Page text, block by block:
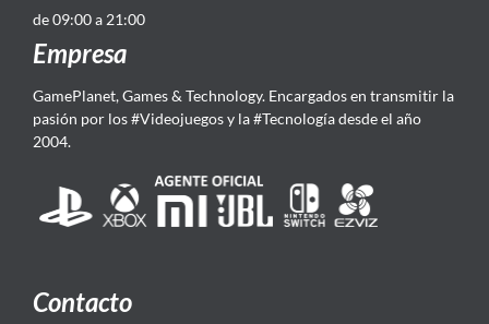
de 09:00 a 21:00
Empresa
GamePlanet, Games & Technology. Encargados en transmitir la
pasión por los #Videojuegos y la #Tecnología desde el año
2004.
Contacto